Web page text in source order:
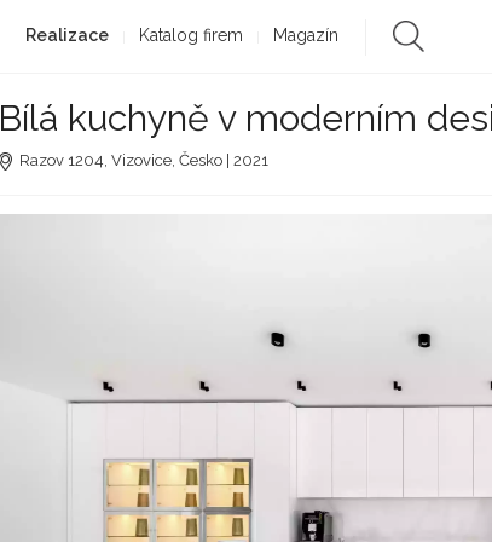
Realizace Katalog firem Magazín
Bílá kuchyně v moderním
Razov 1204, Vizovice, Česko | 2021